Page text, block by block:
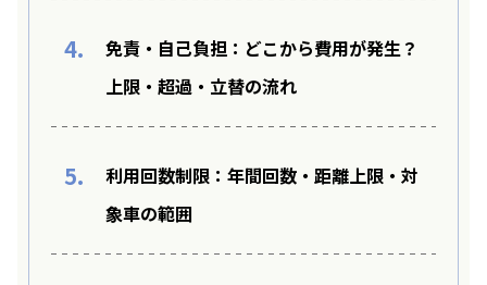
4.
免責・自己負担：どこから費用が発生？
上限・超過・立替の流れ
5.
利用回数制限：年間回数・距離上限・対
象車の範囲